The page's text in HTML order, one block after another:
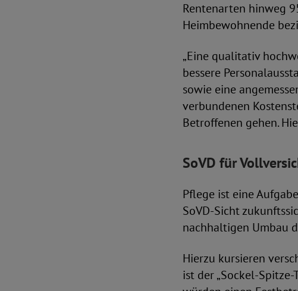
Rentenarten hinweg
Heimbewohnende
„Eine qualitativ
bessere
sowie eine
verbundenen
Betroffenen gehen.
SoVD für
Pflege ist eine
SoVD-Sicht
nachhaltigen Umbau
Hierzu kursieren
ist der „Sockel-